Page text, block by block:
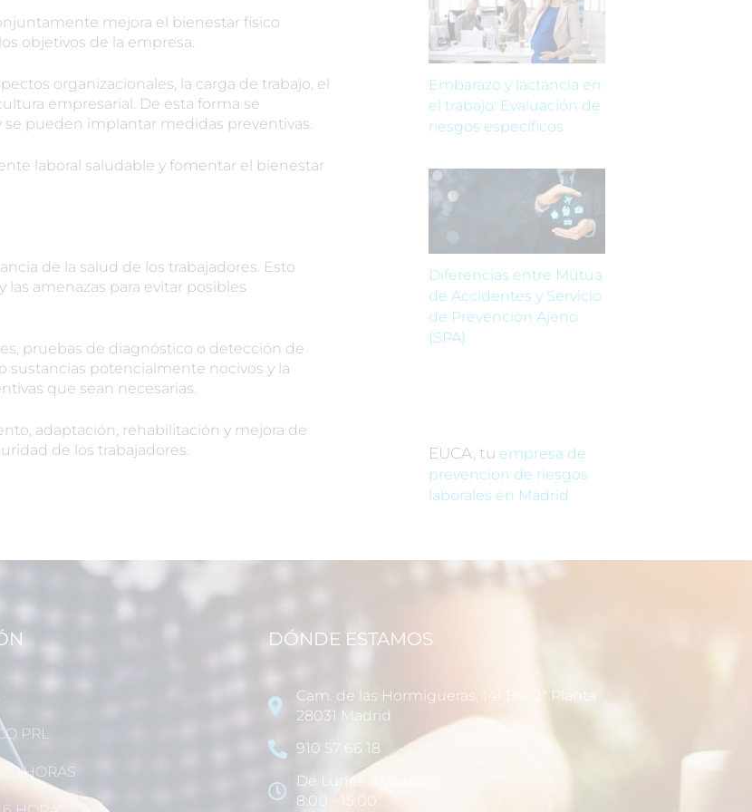
mejora el bienestar físico
objetivos de la empresa.
organizacionales, la carga de trabajo, el
empresarial. De esta forma se
pueden implantar medidas preventivas.
laboral saludable y fomentar el bienestar
de la salud de los trabajadores. Esto
amenazas para evitar posibles
pruebas de diagnóstico o detección de
sustancias potencialmente nocivos y la
que sean necesarias.
adaptación, rehabilitación y mejora de
de los trabajadores.
Embarazo y lactancia en
el trabajo: Evaluación de
riesgos específicos
Diferencias entre Mutua
de Accidentes y Servicio
de Prevención Ajeno
(SPA)
EUCA, tu empresa de
prevencion de riesgos
laborales en Madrid
PRL
HORAS
DÓNDE ESTAMOS
Cam. de las Hormigueras, 141 Bis, 2ª Planta
28031 Madrid
910 57 66 18
De Lunes a Viernes
8:00 - 15:00